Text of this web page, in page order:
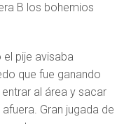
B los bohemios
el pije avisaba
que fue ganando
al área y sacar
Gran jugada de